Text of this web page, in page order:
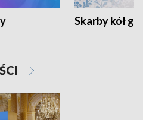
Skarby kół